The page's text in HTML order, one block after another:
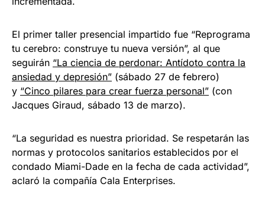
El primer taller presencial impartido fue “Reprograma
tu cerebro: construye tu nueva versión”, al que
seguirán “La ciencia de perdonar: Antídoto contra la
ansiedad y depresión” (sábado 27 de febrero)
y “Cinco pilares para crear fuerza personal” (con
Jacques Giraud, sábado 13 de marzo).
“La seguridad es nuestra prioridad. Se respetarán las
normas y protocolos sanitarios establecidos por el
condado Miami-Dade en la fecha de cada actividad”,
aclaró la compañía Cala Enterprises.